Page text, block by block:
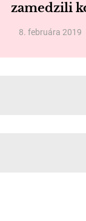
zamedzili
8. februára 2019